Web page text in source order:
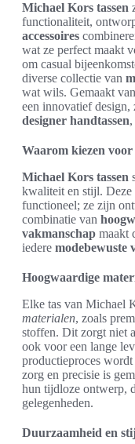
Michael Kors tassen
functionaliteit,
accessoires
wat ze perfect maakt
om casual
diverse collectie van
wat wils. Gemaakt van
een innovatief design,
designer handtassen
Waarom kiezen
Michael Kors tassen
kwaliteit en stijl. Deze
functioneel; ze zijn
combinatie van
vakmanschap maakt
iedere modebewuste
Hoogwaardige
Elke tas van Michael
materialen, zoals
stoffen. Dit zorgt niet
ook voor een lange
productieproces wordt
zorg en precisie is
hun tijdloze ontwerp,
gelegenheden.
Duurzaamheid en